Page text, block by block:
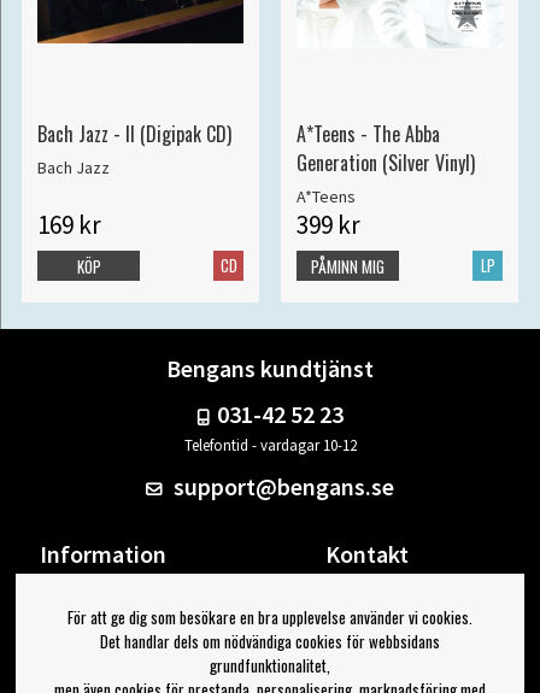
Bach Jazz - II (Digipak CD)
Bach Jazz
169 kr
CD
KÖP
A*Teens - The Abba
Generation (Silver Vinyl)
A*Teens
399 kr
LP
PÅMINN MIG
Bengans kundtjänst
031-42 52 23
Telefontid - vardagar 10-12
support@bengans.se
Information
Om Bengans
FAQ / Köp- & Leveransvillkor
Kontakt
Din sida
Logga ut
För att ge dig som besökare en bra upplevelse använder vi cookies.
Det handlar dels om nödvändiga cookies för webbsidans
grundfunktionalitet,